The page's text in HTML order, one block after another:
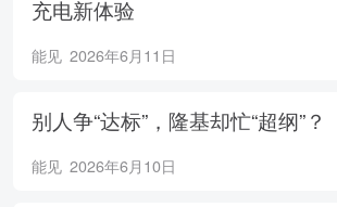
充电新体验
能见 2026年6月11日
别人争“达标”，隆基却忙“超纲”？
能见 2026年6月10日